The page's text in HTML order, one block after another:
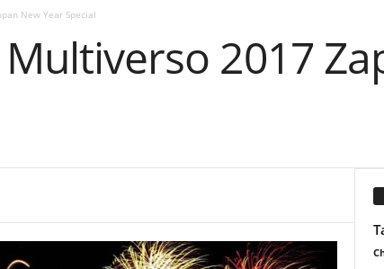
New Year Special
2017